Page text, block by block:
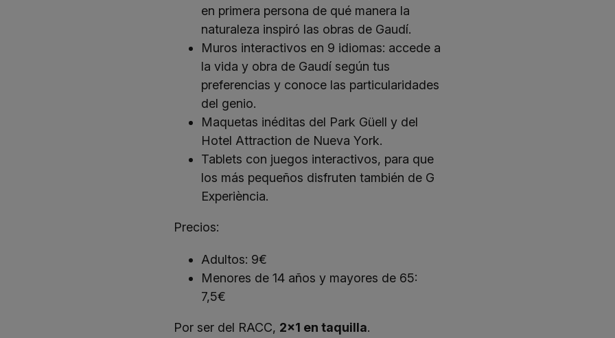
en primera persona de qué manera la
naturaleza inspiró las obras de Gaudí.
Muros interactivos en 9 idiomas: accede a
la vida y obra de Gaudí según tus
preferencias y conoce las particularidades
del genio.
Maquetas inéditas del Park Güell y del
Hotel Attraction de Nueva York.
Tablets con juegos interactivos, para que
los más pequeños disfruten también de G
Experiència.
Precios:
Adultos: 9€
Menores de 14 años y mayores de 65:
7,5€
Por ser del RACC, 2x1 en taquilla.